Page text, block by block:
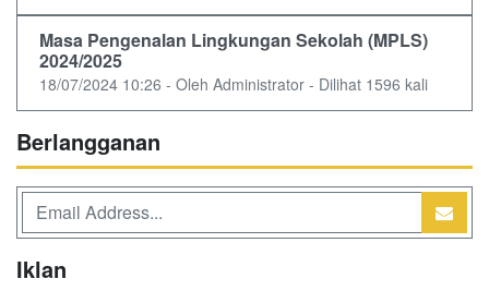
Masa Pengenalan Lingkungan Sekolah (MPLS)
2024/2025
18/07/2024 10:26 - Oleh Administrator - Dilihat 1596 kali
Berlangganan
Iklan